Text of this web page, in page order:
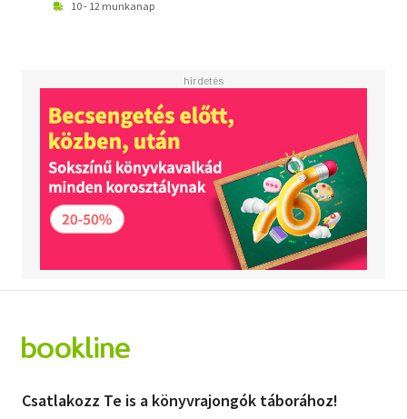
10 - 12 munkanap
Csatlakozz Te is a könyvrajongók táborához!